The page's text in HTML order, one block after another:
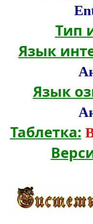
Тип
Язык
Язык
Таблетка: